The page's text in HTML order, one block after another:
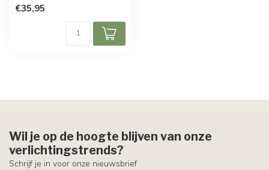
€35,95
Wil je op de hoogte blijven van onze
verlichtingstrends?
Schrijf je in voor onze nieuwsbrief